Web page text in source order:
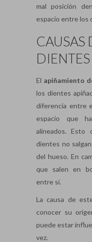
mal posición
espacio entre los
CAUSAS
El apiñamiento
los dientes
diferencia entre
espacio que
alineados. Esto
dientes no
del hueso. En
que salen en
entre sí.
La causa de
conocer su
puede estar
vez.